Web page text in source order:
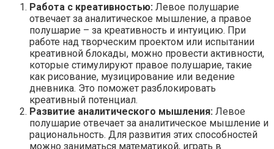
Работа с креативностью: Левое полушарие
отвечает за аналитическое мышление, а правое
полушарие – за креативность и интуицию. При
работе над творческим проектом или испытании
креативной блокады, можно провести активности,
которые стимулируют правое полушарие, такие
как рисование, музицирование или ведение
дневника. Это поможет разблокировать
креативный потенциал.
Развитие аналитического мышления: Левое
полушарие отвечает за аналитическое мышление и
рациональность. Для развития этих способностей
можно заниматься математикой, играть в